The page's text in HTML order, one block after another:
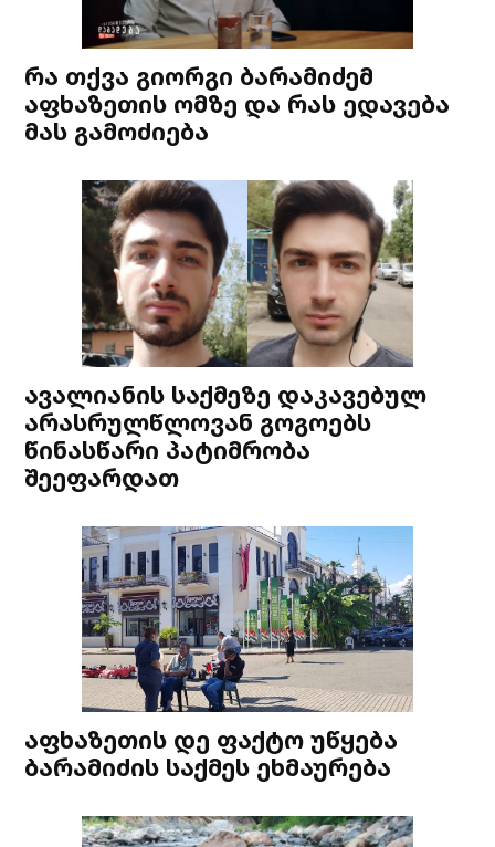
რა თქვა გიორგი ბარამიძემ
აფხაზეთის ომზე და რას ედავება
მას გამოძიება
ავალიანის საქმეზე დაკავებულ
არასრულწლოვან გოგოებს
წინასწარი პატიმრობა
შეეფარდათ
აფხაზეთის დე ფაქტო უწყება
ბარამიძის საქმეს ეხმაურება